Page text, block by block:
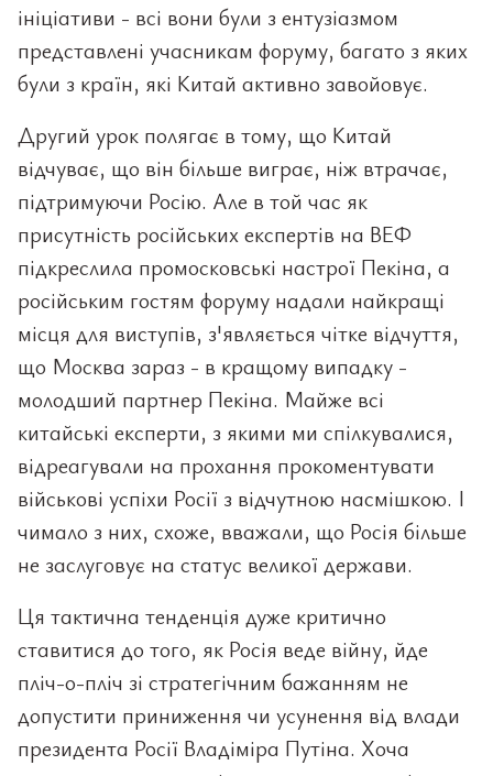
ініціативи - всі вони були з ентузіазмом
представлені учасникам форуму, багато з яких
були з країн, які Китай активно завойовує.
Другий урок полягає в тому, що Китай
відчуває, що він більше виграє, ніж втрачає,
підтримуючи Росію. Але в той час як
присутність російських експертів на ВЕФ
підкреслила промосковські настрої Пекіна, а
російським гостям форуму надали найкращі
місця для виступів, з'являється чітке відчуття,
що Москва зараз - в кращому випадку -
молодший партнер Пекіна. Майже всі
китайські експерти, з якими ми спілкувалися,
відреагували на прохання прокоментувати
військові успіхи Росії з відчутною насмішкою. І
чимало з них, схоже, вважали, що Росія більше
не заслуговує на статус великої держави.
Ця тактична тенденція дуже критично
ставитися до того, як Росія веде війну, йде
пліч-о-пліч зі стратегічним бажанням не
допустити приниження чи усунення від влади
президента Росії Владіміра Путіна. Хоча